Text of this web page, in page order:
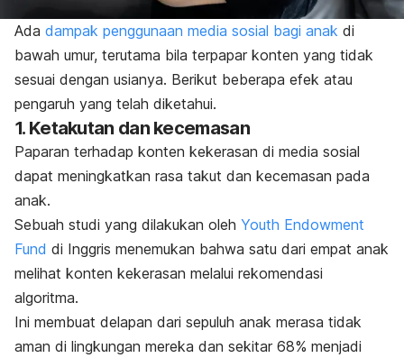
Ada dampak penggunaan media sosial bagi anak di
bawah umur, terutama bila terpapar konten yang tidak
sesuai dengan usianya. Berikut beberapa efek atau
pengaruh yang telah diketahui.
1. Ketakutan dan kecemasan
Paparan terhadap konten kekerasan di media sosial
dapat meningkatkan rasa takut dan kecemasan pada
anak.
Sebuah studi yang dilakukan oleh Youth Endowment
Fund di Inggris menemukan bahwa satu dari empat anak
melihat konten kekerasan melalui rekomendasi
algoritma.
Ini membuat delapan dari sepuluh anak merasa tidak
aman di lingkungan mereka dan sekitar 68% menjadi